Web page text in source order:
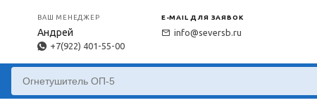
ВАШ МЕНЕДЖЕР
Андрей
+7(922) 401-55-00
E-MAIL ДЛЯ ЗАЯВОК
info@seversb.ru